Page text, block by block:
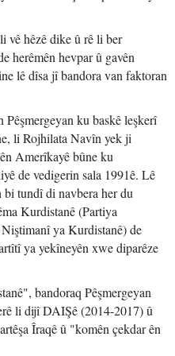
vê hêzê dike û rê li ber
herêmên hevpar û gavên
lê dîsa jî bandora van faktoran
ku baskê leşkerî
li Rojhilata Navîn yek ji
Amerîkayê bûne ku
de vedigerin sala 1991ê. Lê
bi tundî di navbera her du
Kurdistanê (Partiya
ya Kurdistanê) de
ya yekîneyên xwe diparêze
bandoraq Pêşmergeyan
li dijî DAIŞê (2014-2017) û
Îraqê û "komên çekdar ên